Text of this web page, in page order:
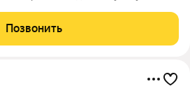
городской инфраструктуры и
Позвонить